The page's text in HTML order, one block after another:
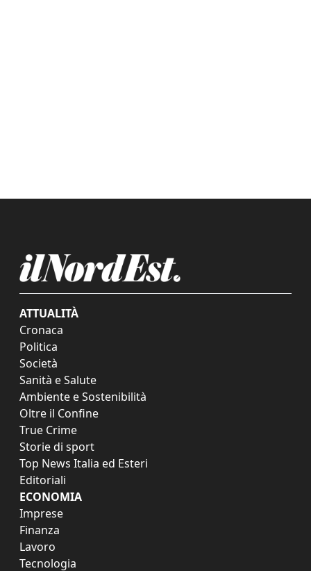
ATTUALITÀ
Cronaca
Politica
Società
Sanità e Salute
Ambiente e Sostenibilità
Oltre il Confine
True Crime
Storie di sport
Top News Italia ed Esteri
Editoriali
ECONOMIA
Imprese
Finanza
Lavoro
Tecnologia